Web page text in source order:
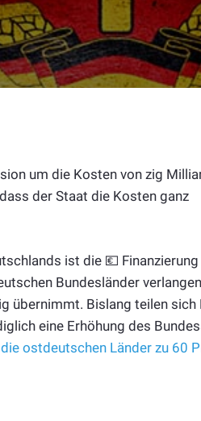
um die Kosten von zig
der Staat die Kosten ganz
ist die 💶
Bundesländer verlangen
übernimmt. Bislang teilen sich
eine Erhöhung des
ostdeutschen Länder zu 60